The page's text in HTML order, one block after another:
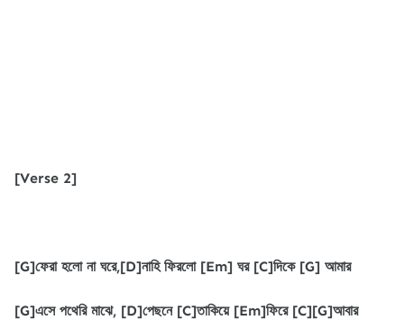
[Verse 2]
[G]ফেরা হলো না ঘরে,[D]নাহি ফিরলো [Em] ঘর [C]দিকে [G] আমার
[G]এসে পথেরি মাঝে, [D]পেছনে [C]তাকিয়ে [Em]ফিরে [C][G]আবার